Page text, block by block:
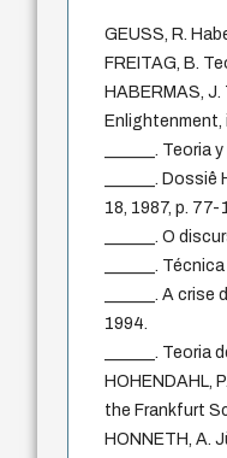
GEUSS, R.
FREITAG, B.
HABERMAS,
Enlightenment,
______. Teoria
______.
18, 1987, p. 77-
______. O
______.
______. A
1994.
______.
HOHENDAHL,
the Frankfurt
HONNETH, A.